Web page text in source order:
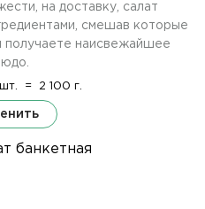
на доставку, салат
смешав которые
получаете наисвежайшее
= 2 100 г.